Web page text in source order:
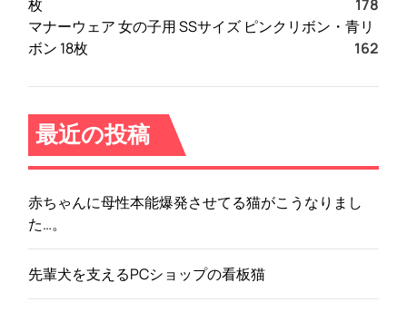
る
枚
178
マナーウェア 女の子用 SSサイズ ピンクリボン・青リ
ボン 18枚
162
最近の投稿
赤ちゃんに母性本能爆発させてる猫がこうなりまし
た…。
先輩犬を支えるPCショップの看板猫